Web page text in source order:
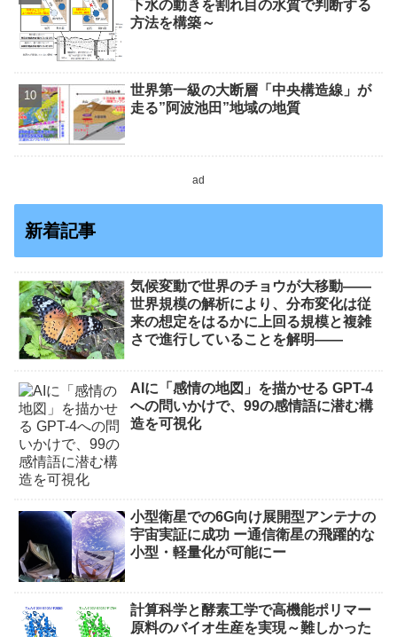
下水の動きを割れ目の水質で判断する
方法を構築～
世界第一級の大断層「中央構造線」が
走る”阿波池田”地域の地質
ad
新着記事
気候変動で世界のチョウが大移動――
世界規模の解析により、分布変化は従
来の想定をはるかに上回る規模と複雑
さで進行していることを解明――
AIに「感情の地図」を描かせる GPT-4
への問いかけで、99の感情語に潜む構
造を可視化
小型衛星での6G向け展開型アンテナの
宇宙実証に成功 ー通信衛星の飛躍的な
小型・軽量化が可能にー
計算科学と酵素工学で高機能ポリマー
原料のバイオ生産を実現～難しかった